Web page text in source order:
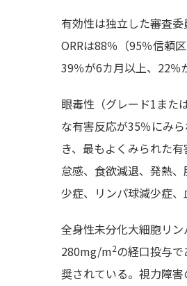
有効性は独立した審査
ORRは88％（95％信頼
39％が6カ月以上、 22％
眼毒性（グレード1また
な有害反応が35％にみ
き、最もよくみられた
怠感、食欲減退、発熱
少症、リンパ球減少症、
全身性未分化大細胞リン
280mg/m2の経口投与
奨されている。視力障